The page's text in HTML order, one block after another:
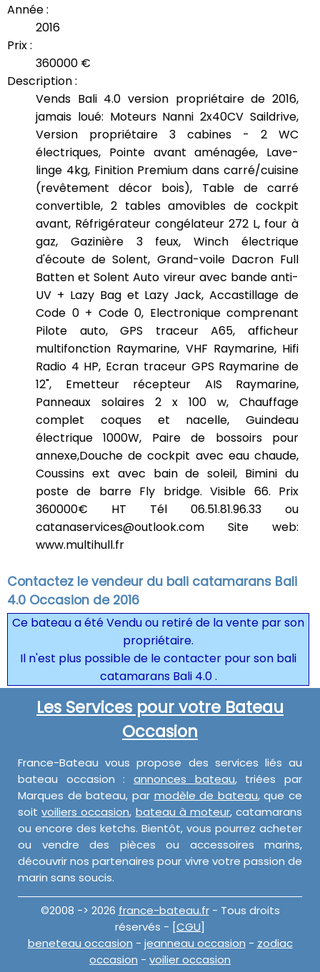
Année :
2016
Prix :
360000 €
Description :
Vends Bali 4.0 version propriétaire de 2016,
jamais loué: Moteurs Nanni 2x40CV Saildrive,
Version propriétaire 3 cabines - 2 WC
électriques, Pointe avant aménagée, Lave-
linge 4kg, Finition Premium dans carré/cuisine
(revêtement décor bois), Table de carré
convertible, 2 tables amovibles de cockpit
avant, Réfrigérateur congélateur 272 L, four à
gaz, Gazinière 3 feux, Winch électrique
d'écoute de Solent, Grand-voile Dacron Full
Batten et Solent Auto vireur avec bande anti-
UV + Lazy Bag et Lazy Jack, Accastillage de
Code 0 + Code 0, Electronique comprenant
Pilote auto, GPS traceur A65, afficheur
multifonction Raymarine, VHF Raymarine, Hifi
Radio 4 HP, Ecran traceur GPS Raymarine de
12", Emetteur récepteur AIS Raymarine,
Panneaux solaires 2 x 100 w, Chauffage
complet coques et nacelle, Guindeau
électrique 1000W, Paire de bossoirs pour
annexe,Douche de cockpit avec eau chaude,
Coussins ext avec bain de soleil, Bimini du
poste de barre Fly bridge. Visible 66. Prix
360000€ HT Tél 06.51.81.96.33 ou
catanaservices@outlook.com Site web:
www.multihull.fr
Contactez le vendeur du bali catamarans Bali
4.0 Occasion de 2016
Ce bateau a été Vendu ou retiré de la vente par son
propriétaire.
Il n'est plus possible de le contacter pour son bali
catamarans Bali 4.0 .
Les Services pour votre Bateau
Occasion
France-Bateau vous propose des services liés au
bateau occasion : annonces bateau, triées par
Marques de bateau, par modèle de bateau, que ce
soitvoiliers occasion, bateau à moteur, catamarans
ou encore des ketchs. Bientôt, vous pourrez acheter
ou vendre des pièces ou accessoires marins,
découvrir nos partenaires pour vivre votre passion de
marin sans soucis.
©2008 -> 2026 france-bateau.fr- Tous droits
réservés - [CGU]
beneteau occasion - jeanneau occasion - zodiac
occasion - voilier occasion